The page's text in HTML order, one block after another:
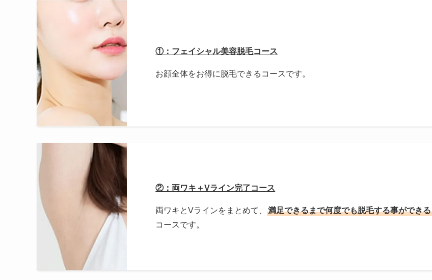
①：フェイシャル美容脱毛コース
お顔全体をお得に脱毛できるコースです。
②：両ワキ＋Vライン完了コース
両ワキとVラインをまとめて、満足できるまで何度でも脱毛する事ができる
コースです。